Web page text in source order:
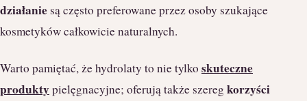
działanie są często preferowane przez osoby szukające
kosmetyków całkowicie naturalnych.
Warto pamiętać, że hydrolaty to nie tylko skuteczne
produktypielęgnacyjne; oferują także szereg korzyści